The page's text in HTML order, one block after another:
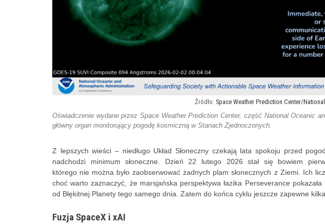
Space Weather Prediction Center/
Oświadczenie wydane przez Space Weather Prediction Center, część National Oceanic
główny organ monitorujący pogodę kosmiczną w Stanach Zjednoczonych.
Z lepszych wieści – niedługo Układ Słoneczny czekają lata spokoju przed
nadchodzi minimum słoneczne. Dzień 22 lutego 2026 stał się bowiem
którego nie można było zaobserwować żadnych plam słonecznych z Ziemi. Ich
choć warto zaznaczyć, że marsjańska perspektywa łazika Perseverance
od Błękitnej Planety tego samego dnia. Zatem do końca cyklu jeszcze zapewne
Fuzja SpaceX i xAI